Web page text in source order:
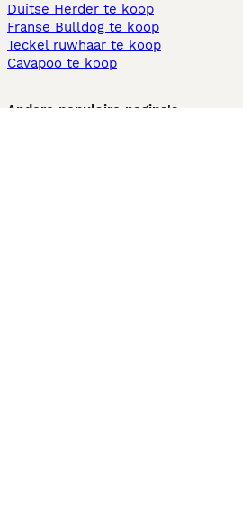
Duitse Herder te koop
Franse Bulldog te koop
Teckel ruwhaar te koop
Cavapoo te koop
Andere populaire pagina's